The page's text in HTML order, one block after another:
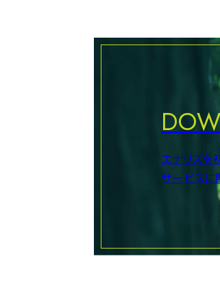
エナリスを
サービスに